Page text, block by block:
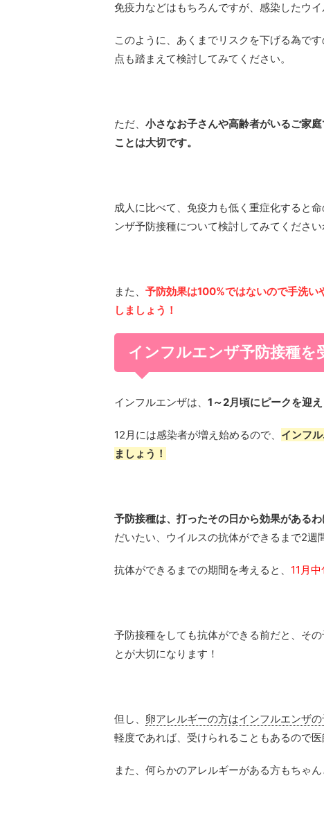
免疫力などはもちろんですが、感染したウ
このように、あくまでリスクを下げる為で
点も踏まえて検討してみてください。
ただ、 小さなお子さんや高齢者がいるご家
ことは大切です。
成人に比べて、免疫力も低く重症化すると
ンザ予防接種について検討してみてください
また、 予防効果は100%ではないので手洗
しましょう！
インフルエンザ予防接種を
インフルエンザは、 1～2月頃にピークを迎え
12月には感染者が増え始めるので、 インフ
ましょう！
予防接種は、打ったその日から効果があるわ
だいたい、ウイルスの抗体ができるまで2週
抗体ができるまでの期間を考えると、 11月
予防接種をしても抗体ができる前だと、そ
とが大切になります！
但し、 卵アレルギーの方はインフルエンザの
軽度であれば、受けられることもあるので医
また、何らかのアレルギーがある方もちゃ